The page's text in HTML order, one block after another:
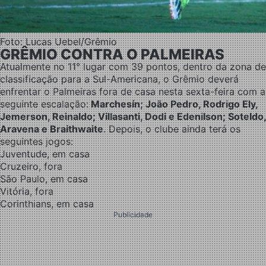
Foto: Lucas Uebel/Grêmio
GRÊMIO CONTRA O PALMEIRAS
Atualmente no 11° lugar com 39 pontos, dentro da zona de
classificação para a Sul-Americana, o Grêmio deverá
enfrentar o Palmeiras fora de casa nesta sexta-feira com a
seguinte escalação:Marchesín; João Pedro, Rodrigo Ely,
Jemerson, Reinaldo; Villasanti, Dodi e Edenilson; Soteldo,
Aravena e Braithwaite. Depois, o clube ainda terá os
seguintes jogos:
Juventude, em casa
Cruzeiro, fora
São Paulo, em casa
Vitória, fora
Corinthians, em casa
Publicidade